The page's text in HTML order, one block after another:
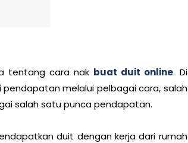
tentang cara nak buat duit online. Di
melalui pelbagai cara, salah
salah satu punca pendapatan.
duit dengan kerja dari rumah